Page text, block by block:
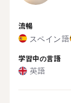
流暢
スペイン語
学習中の言語
英語